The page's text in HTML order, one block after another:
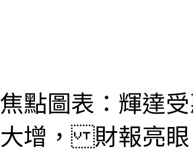
焦點圖表：輝達
大增， 財報亮眼